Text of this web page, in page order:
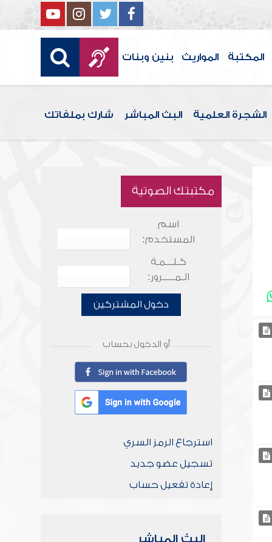
المكتبة المواريث بنين وبنات
الشجرة العلمية البث المباشر شارك بملفاتك
مكتبتك الصوتية
اسم
المستخدم:
كـلـــمـة
الـمـــــرور:
دخول المشتركين
أو الدخول بحساب
استرجاع الرمز السري
تسجيل عضو جديد
إعادة تفعيل حساب
البث المباشر